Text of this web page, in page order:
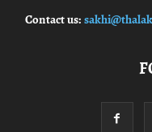
Contact us: